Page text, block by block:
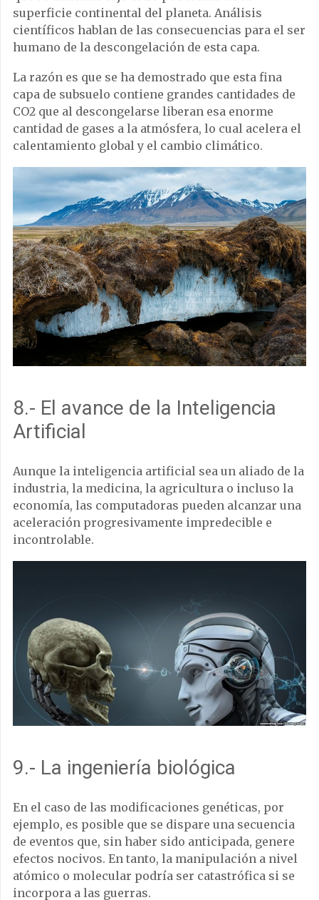
superficie continental del planeta. Análisis
científicos hablan de las consecuencias para el ser
humano de la descongelación de esta capa.
La razón es que se ha demostrado que esta fina
capa de subsuelo contiene grandes cantidades de
CO2 que al descongelarse liberan esa enorme
cantidad de gases a la atmósfera, lo cual acelera el
calentamiento global y el cambio climático.
8.- El avance de la Inteligencia
Artificial
Aunque la inteligencia artificial sea un aliado de la
industria, la medicina, la agricultura o incluso la
economía, las computadoras pueden alcanzar una
aceleración progresivamente impredecible e
incontrolable.
9.- La ingeniería biológica
En el caso de las modificaciones genéticas, por
ejemplo, es posible que se dispare una secuencia
de eventos que, sin haber sido anticipada, genere
efectos nocivos. En tanto, la manipulación a nivel
atómico o molecular podría ser catastrófica si se
incorpora a las guerras.